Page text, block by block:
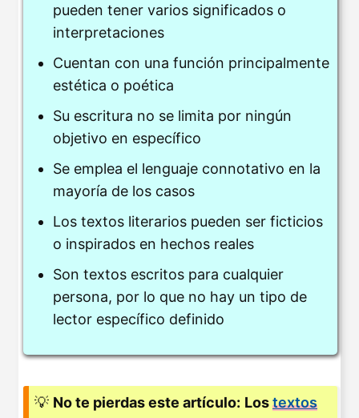
pueden tener varios significados o
interpretaciones
Cuentan con una función principalmente
estética o poética
Su escritura no se limita por ningún
objetivo en específico
Se emplea el lenguaje connotativo en la
mayoría de los casos
Los textos literarios pueden ser ficticios
o inspirados en hechos reales
Son textos escritos para cualquier
persona, por lo que no hay un tipo de
lector específico definido
💡 No te pierdas este artículo: Lostextos